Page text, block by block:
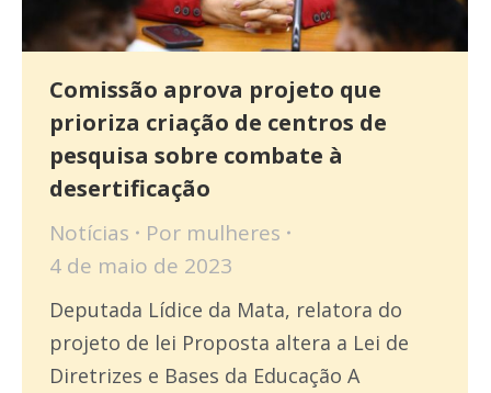
Comissão aprova projeto que
prioriza criação de centros de
pesquisa sobre combate à
desertificação
Notícias Por mulheres
4 de maio de 2023
Deputada Lídice da Mata, relatora do
projeto de lei Proposta altera a Lei de
Diretrizes e Bases da Educação A